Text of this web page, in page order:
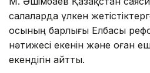
салаларда үлкен
осының барлығы Елбасы
нәтижесі екенін және оған
екендігін айтты.